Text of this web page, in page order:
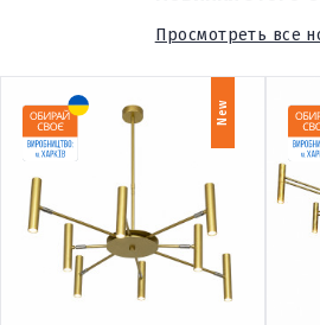
Просмотреть все
New